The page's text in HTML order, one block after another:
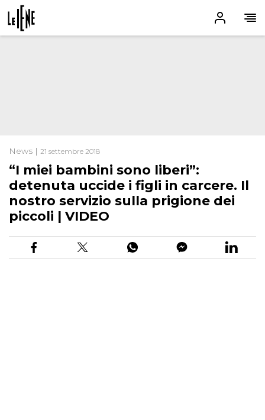
News | 21 settembre 2018
“I miei bambini sono liberi”:
detenuta uccide i figli in carcere. Il
nostro servizio sulla prigione dei
piccoli | VIDEO